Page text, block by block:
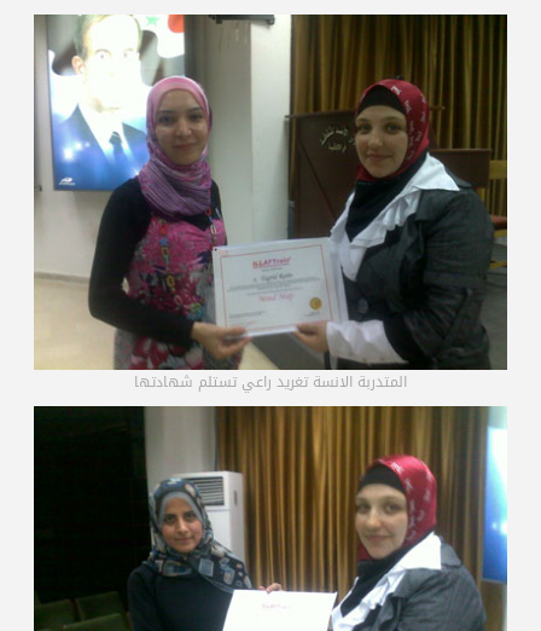
المتدربة الانسة تغريد راعي تستلم شهادتها